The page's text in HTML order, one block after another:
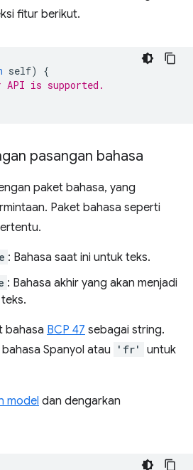
fitur berikut.
self)
{
is supported.
pasangan bahasa
paket bahasa, yang
Paket bahasa seperti
: Bahasa saat ini untuk teks.
: Bahasa akhir yang akan menjadi
bahasa BCP 47 sebagai string.
Spanyol atau 'fr'
untuk
model dan dengarkan